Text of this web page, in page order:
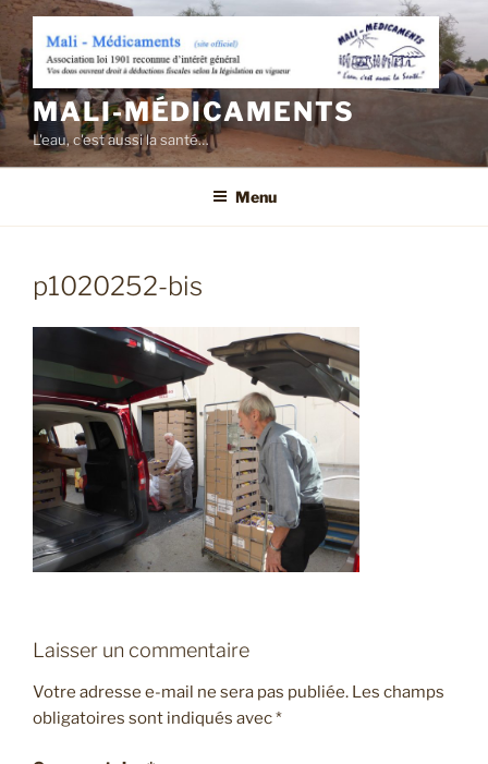
Aller
contenu
principal
MALI-MÉDICAMENTS
L'eau, c'est aussi la santé…
Menu
p1020252-bis
Laisser un commentaire
Votre adresse e-mail ne sera pas publiée. Les champs
obligatoires sont indiqués avec*